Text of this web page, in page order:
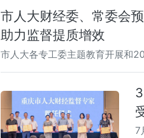
市人大财经委、常委会
助力监督提质增效
市人大各专工委主题教育开展和
7